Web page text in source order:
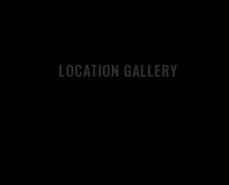
LOCATION GALLERY